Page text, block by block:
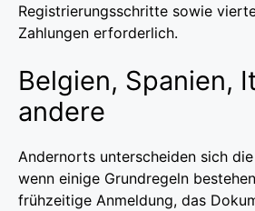
Registrierungsschritte sowie
Zahlungen erforderlich.
Belgien, Spanien,
andere
Andernorts unterscheiden sich
wenn einige Grundregeln
frühzeitige Anmeldung, das